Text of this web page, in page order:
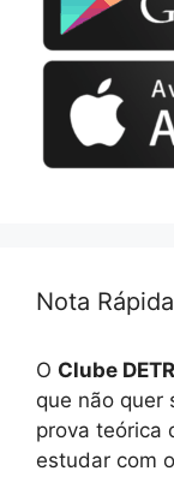
Nota
O Clube
que não quer
prova teórica
estudar com o